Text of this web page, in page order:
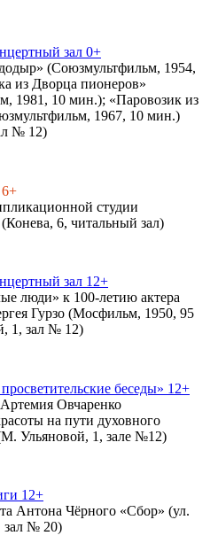
зал 0+
(Союзмультфильм, 1954,
из Дворца пионеров»
1981, 10 мин.); «Паровозик из
1967, 10 мин.)
№ 12)
студии
6, читальный зал)
зал 12+
люди» к 100-летию актера
Гурзо (Мосфильм, 1950, 95
1, зал № 12)
беседы» 12+
Овчаренко
на пути духовного
Ульяновой, 1, зале №12)
12+
Антона Чёрного «Сбор» (ул.
зал № 20)